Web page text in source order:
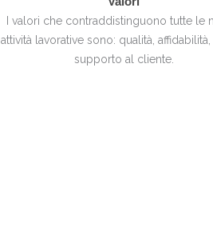
I valori che contraddistinguono tutte le
attività lavorative sono: qualità,
supporto al cliente.